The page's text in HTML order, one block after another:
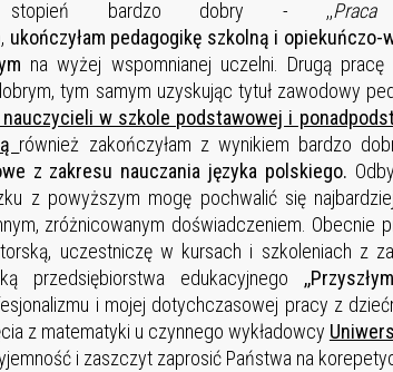
stopień bardzo dobry - ,,
ukończyłam pedagogikę szkolną i
na wyżej wspomnianej uczelni. Drugą
tym samym uzyskując tytuł zawodowy
w szkole podstawowej i
również zakończyłam z wynikiem bardzo
z zakresu nauczania języka polskiego.
z powyższym mogę pochwalić się
zróżnicowanym doświadczeniem. Obecnie
uczestniczę w kursach i szkoleniach z
przedsiębiorstwa edukacyjnego
i mojej dotychczasowej pracy z
z matematyki u czynnego wykładowcy
i zaszczyt zaprosić Państwa na